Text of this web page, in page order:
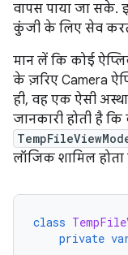
वापस पाया जा सके.
कुंजी के लिए सेव
मान लें कि कोई
के ज़रिए Camera
ही, वह एक ऐसी
जानकारी होती है
लॉजिक शामिल होता
class
private